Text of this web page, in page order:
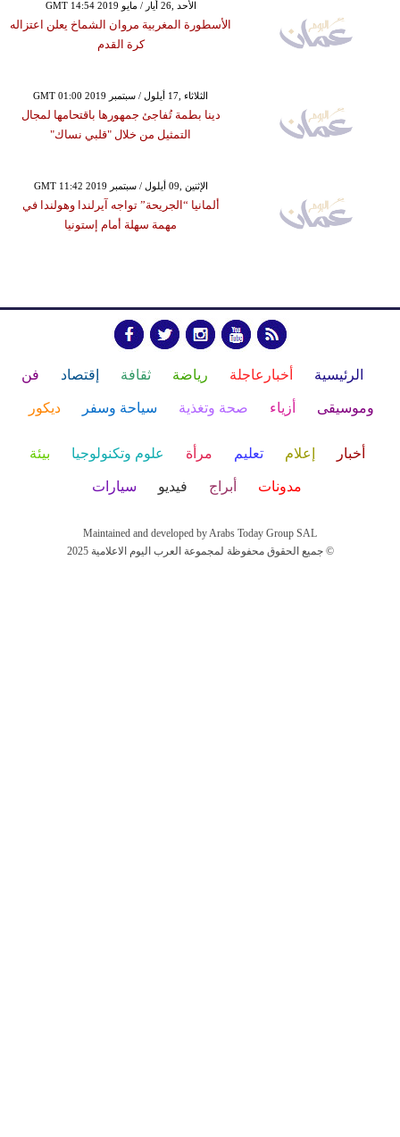
GMT 14:54 2019 الأحد ,26 أيار / مايو
الأسطورة المغربية مروان الشماخ يعلن اعتزاله
كرة القدم
GMT 01:00 2019 الثلاثاء ,17 أيلول / سبتمبر
دينا بطمة تُفاجئ جمهورها باقتحامها لمجال
التمثيل من خلال "قلبي نساك"
GMT 11:42 2019 الإثنين ,09 أيلول / سبتمبر
ألمانيا “الجريحة” تواجه آيرلندا وهولندا في
مهمة سهلة أمام إستونيا
الرئيسية أخبارعاجلة رياضة ثقافة إقتصاد فن
وموسيقى أزياء صحة وتغذية سياحة وسفر ديكور
أخبار إعلام تعليم مرأة علوم وتكنولوجيا بيئة
مدونات أبراج فيديو سيارات
Maintained and developed by Arabs Today Group SAL
جميع الحقوق محفوظة لمجموعة العرب اليوم الاعلامية 2025 ©